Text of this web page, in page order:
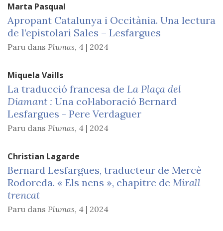
Marta Pasqual
Apropant Catalunya i Occitània. Una lectura
de l’epistolari Sales – Lesfargues
Paru dans Plumas, 4 | 2024
Miquela Vaills
La traducció francesa de La Plaça del
Diamant : Una col·laboració Bernard
Lesfargues - Pere Verdaguer
Paru dans Plumas, 4 | 2024
Christian Lagarde
Bernard Lesfargues, traducteur de Mercè
Rodoreda. « Els nens », chapitre de Mirall
trencat
Paru dans Plumas, 4 | 2024